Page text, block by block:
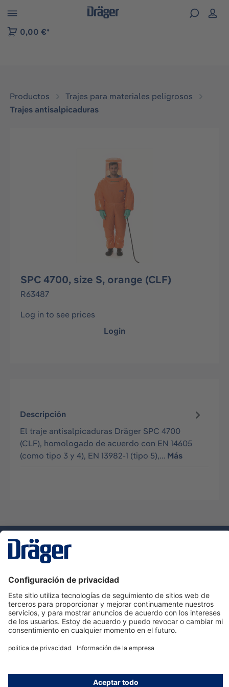
to B2B platform navigation
0,00 €*
Productos
Trajes para materiales peligrosos
Trajes antisalpicaduras
SPC 4700, size S, orange (CLF)
R63487
Log in to see prices
Login
Descripción
El traje antisalpicaduras Dräger SPC 4700
(CLF), homologado de acuerdo con EN 14605
(como tipo 3 y 4), EN 13982-1 (tipo 5),… Más
Servicio de atención al cliente de Dräger
Ayuda
Información